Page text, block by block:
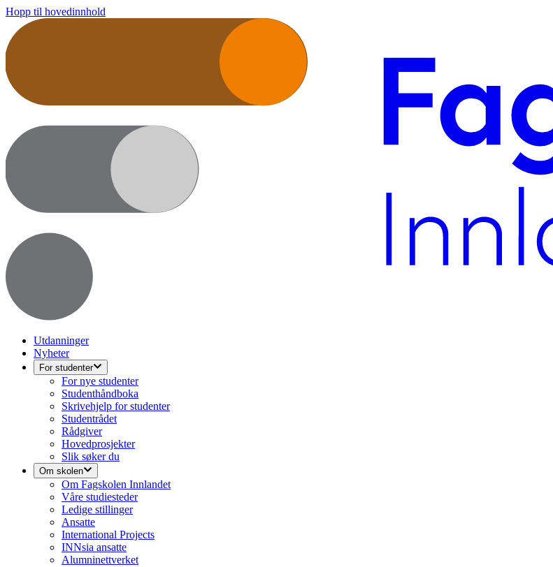
Hopp til hovedinnhold
Utdanninger
Nyheter
For studenter
For nye studenter
Studenthåndboka
Skrivehjelp for studenter
Studentrådet
Rådgiver
Hovedprosjekter
Slik søker du
Om skolen
Om Fagskolen Innlandet
Våre studiesteder
Ledige stillinger
Ansatte
International Projects
INNsia ansatte
Alumninettverket